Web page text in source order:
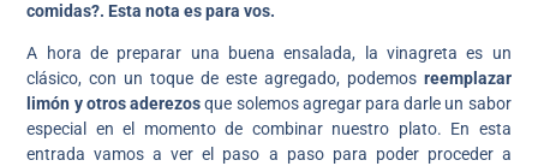
comidas?. Esta nota es para vos.
A hora de preparar una buena ensalada, la vinagreta es un
clásico, con un toque de este agregado, podemosreemplazar
limón y otros aderezosque solemos agregar para darle un sabor
especial en el momento de combinar nuestro plato. En esta
entrada vamos a ver el paso a paso para poder proceder a